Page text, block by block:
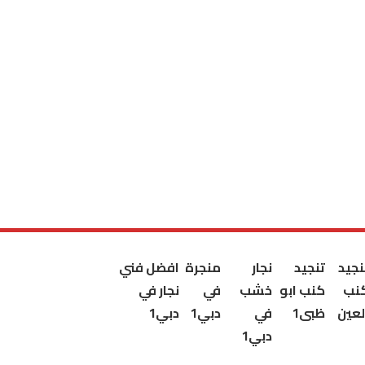
تنجيد
كنب ابو
ظبى1
نجار
خشب
في
دبي1
منجرة
في
دبي1
افضل فني
نجار في
دبي1